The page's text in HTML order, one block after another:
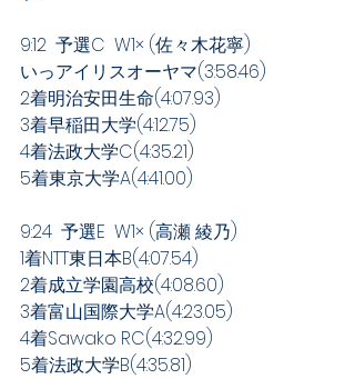
9:12  予選C  W1× (佐々木花寧)
いっアイリスオーヤマ(3:58.46)
2着明治安田生命(4:07.93)
3着早稲田大学(4:12.75)
4着法政大学C(4:35.21)
5着東京大学A(4:41.00)
9:24  予選E  W1× (高瀬 綾乃)
1着NTT東日本B(4:07.54)
2着成立学園高校(4:08.60)
3着富山国際大学A(4:23.05)
4着Sawako RC(4:32.99)
5着法政大学B(4:35.81)